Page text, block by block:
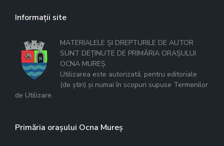
Informații site
MATERIALELE ȘI DREPTURILE DE AUTOR
SUNT DEȚINUTE DE PRIMĂRIA ORAȘULUI
OCNA MUREȘ.
Utilizarea este autorizată, pentru editoriale
(de știri) și numai în scopuri supuse Termenilor
de Utilizare.
Primăria orașului Ocna Mureș